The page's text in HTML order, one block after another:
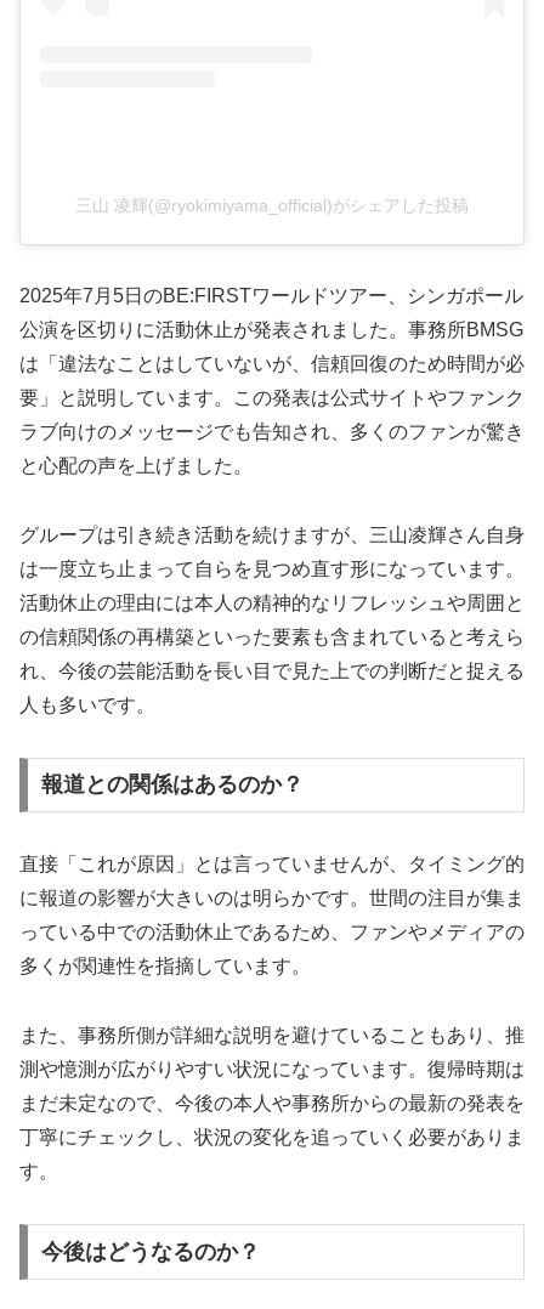
三山 凌輝(@ryokimiyama_official)がシェアした投稿
2025年7月5日のBE:FIRSTワールドツアー、シンガポール
公演を区切りに活動休止が発表されました。事務所BMSG
は「違法なことはしていないが、信頼回復のため時間が必
要」と説明しています。この発表は公式サイトやファンク
ラブ向けのメッセージでも告知され、多くのファンが驚き
と心配の声を上げました。
グループは引き続き活動を続けますが、三山凌輝さん自身
は一度立ち止まって自らを見つめ直す形になっています。
活動休止の理由には本人の精神的なリフレッシュや周囲と
の信頼関係の再構築といった要素も含まれていると考えら
れ、今後の芸能活動を長い目で見た上での判断だと捉える
人も多いです。
報道との関係はあるのか？
直接「これが原因」とは言っていませんが、タイミング的
に報道の影響が大きいのは明らかです。世間の注目が集ま
っている中での活動休止であるため、ファンやメディアの
多くが関連性を指摘しています。
また、事務所側が詳細な説明を避けていることもあり、推
測や憶測が広がりやすい状況になっています。復帰時期は
まだ未定なので、今後の本人や事務所からの最新の発表を
丁寧にチェックし、状況の変化を追っていく必要がありま
す。
今後はどうなるのか？